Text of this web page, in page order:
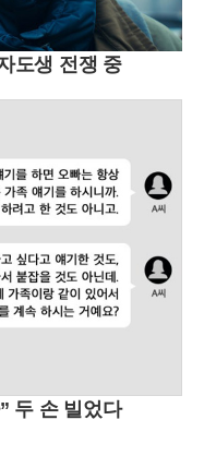
도생 전쟁 중
두 손 빌었다